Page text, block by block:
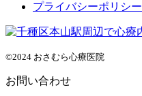
プライバシーポリシー
©2024 おさむら心療医院
お問い合わせ